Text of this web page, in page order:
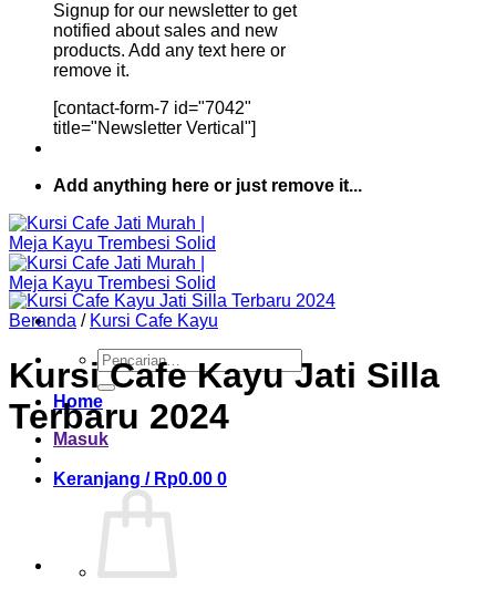
Signup for our newsletter to get
notified about sales and new
products. Add any text here or
remove it.
[contact-form-7 id="7042"
title="Newsletter Vertical"]
Add anything here or just remove it...
Pencarian
untuk:
Home
Masuk
Keranjang / Rp0.00 0
Beranda / Kursi Cafe Kayu
Kursi Cafe Kayu Jati Silla
Terbaru 2024